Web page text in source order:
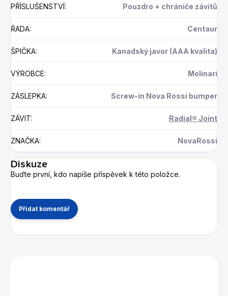
PŘÍSLUŠENSTVÍ: Pouzdro + chrániče závitů
ŘADA: Centaur
ŠPIČKA: Kanadský javor (AAA kvalita)
VÝROBCE: Molinari
ZÁSLEPKA: Screw-in Nova Rossi bumper
ZÁVIT: Radial® Joint
ZNAČKA: NovaRossi
Diskuze
Buďte první, kdo napíše příspěvek k této položce.
Přidat komentář